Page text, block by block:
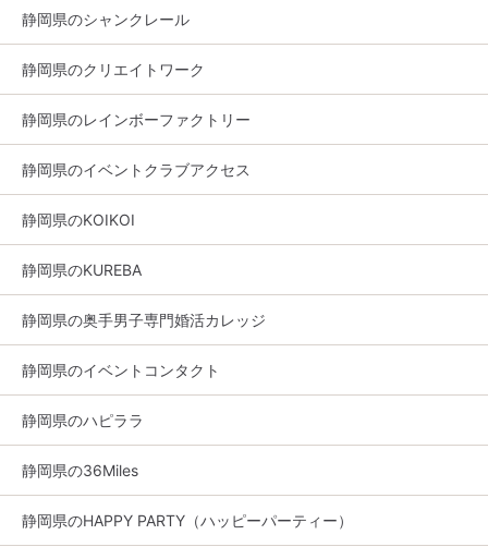
静岡県のシャンクレール
静岡県のクリエイトワーク
静岡県のレインボーファクトリー
静岡県のイベントクラブアクセス
静岡県のKOIKOI
静岡県のKUREBA
静岡県の奥手男子専門婚活カレッジ
静岡県のイベントコンタクト
静岡県のハピララ
静岡県の36Miles
静岡県のHAPPY PARTY（ハッピーパーティー）